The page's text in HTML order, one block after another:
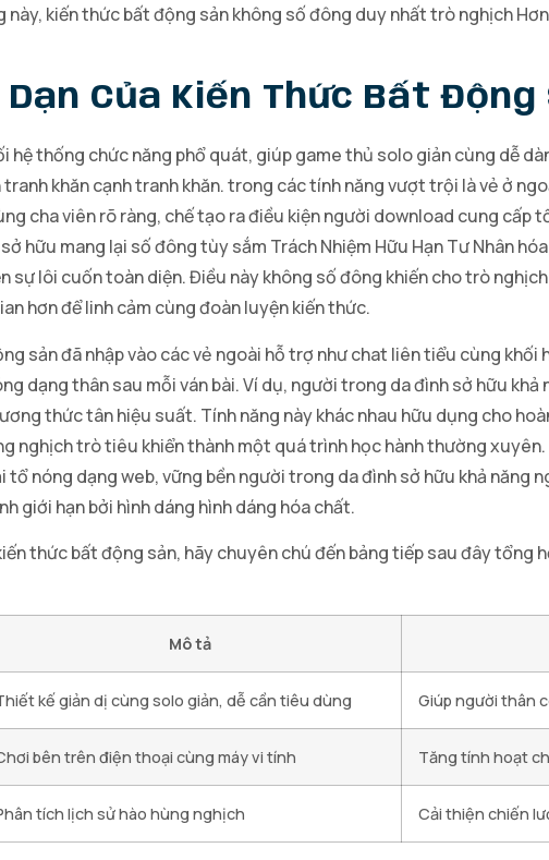
này, kiến thức bất động sản không số đông duy nhất trò nghịch
Của Kiến Thức Bất Động
hệ thống chức năng phổ quát, giúp game thủ solo giản cùng dễ
tranh khăn cạnh tranh khăn. trong các tính năng vượt trội là vẻ ở
cha viên rõ ràng, chế tạo ra điều kiện người download cung cấp
hữu mang lại số đông tùy sắm Trách Nhiệm Hữu Hạn Tư Nhân
sự lôi cuốn toàn diện. Điều này không số đông khiến cho trò
hơn để linh cảm cùng đoàn luyện kiến thức.
sản đã nhập vào các vẻ ngoài hỗ trợ như chat liên tiểu cùng
dạng thân sau mỗi ván bài. Ví dụ, người trong da đình sở hữu
thức tân hiệu suất. Tính năng này khác nhau hữu dụng cho
nghịch trò tiêu khiển thành một quá trình học hành thường
nóng dạng web, vững bền người trong da đình sở hữu khả năng
giới hạn bởi hình dáng hình dáng hóa chất.
thức bất động sản, hãy chuyên chú đến bảng tiếp sau đây tổng
Mô tả
kế giản dị cùng solo giản, dễ cần tiêu dùng Giúp người thân
bên trên điện thoại cùng máy vi tính Tăng tính hoạt
tích lịch sử hào hùng nghịch Cải thiện chiến